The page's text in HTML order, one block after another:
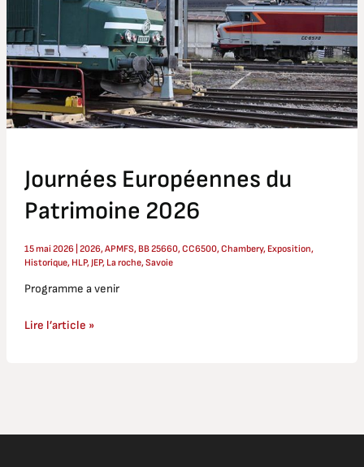
Journées Européennes du
Patrimoine 2026
15 mai 2026 2026,APMFS, BB 25660,CC6500,Chambery, Exposition,
Historique, HLP, JEP, La roche,Savoie
Programme a venir
Lire l’article »